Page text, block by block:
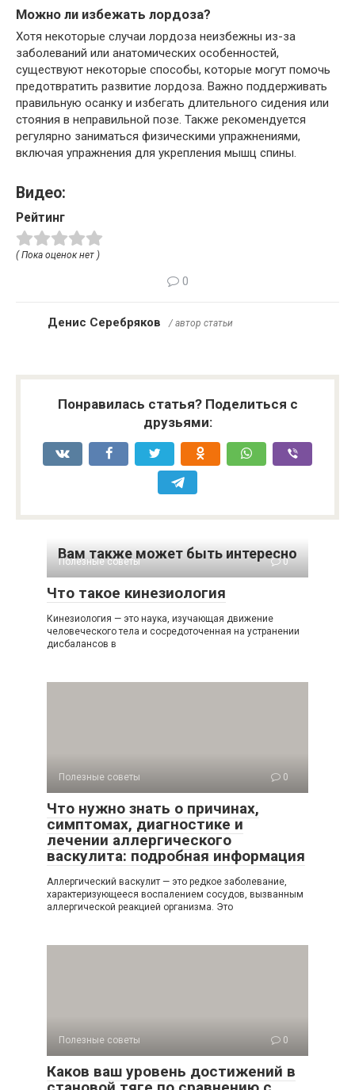
Можно ли избежать лордоза?
Хотя некоторые случаи лордоза неизбежны из-за
заболеваний или анатомических особенностей,
существуют некоторые способы, которые могут помочь
предотвратить развитие лордоза. Важно поддерживать
правильную осанку и избегать длительного сидения или
стояния в неправильной позе. Также рекомендуется
регулярно заниматься физическими упражнениями,
включая упражнения для укрепления мышц спины.
Видео:
Рейтинг
( Пока оценок нет )
0
Денис Серебряков / автор статьи
Понравилась статья? Поделиться с
друзьями:
Вам также может быть интересно
Полезные советы 0
Что такое кинезиология
Кинезиология — это наука, изучающая движение
человеческого тела и сосредоточенная на устранении
дисбалансов в
Полезные советы 0
Что нужно знать о причинах,
симптомах, диагностике и
лечении аллергического
васкулита: подробная информация
Аллергический васкулит — это редкое заболевание,
характеризующееся воспалением сосудов, вызванным
аллергической реакцией организма. Это
Полезные советы 0
Каков ваш уровень достижений в